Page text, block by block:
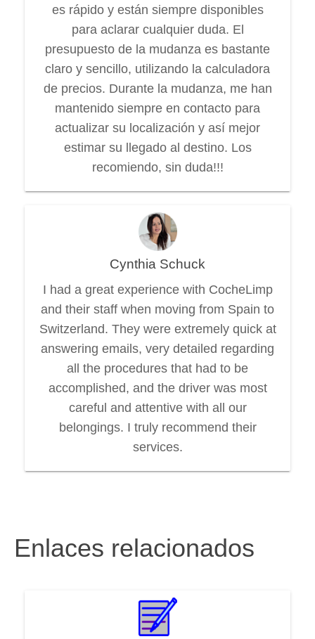
es rápido y están siempre disponibles
para aclarar cualquier duda. El
presupuesto de la mudanza es bastante
claro y sencillo, utilizando la calculadora
de precios. Durante la mudanza, me han
mantenido siempre en contacto para
actualizar su localización y así mejor
estimar su llegado al destino. Los
recomiendo, sin duda!!!
Cynthia Schuck
I had a great experience with CocheLimp
and their staff when moving from Spain to
Switzerland. They were extremely quick at
answering emails, very detailed regarding
all the procedures that had to be
accomplished, and the driver was most
careful and attentive with all our
belongings. I truly recommend their
services.
Enlaces relacionados